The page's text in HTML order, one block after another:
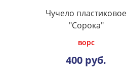
Чучело пластиковое
"Сорока"
ворс
400 руб.